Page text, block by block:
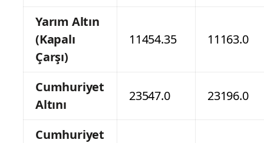
Yarım Altın
(Kapalı
Çarşı)
11454.35 11163.0
Cumhuriyet
Altını
23547.0 23196.0
Cumhuriyet